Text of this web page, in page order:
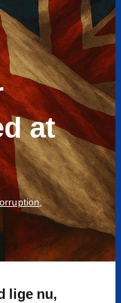
Toggle
at
lige nu,